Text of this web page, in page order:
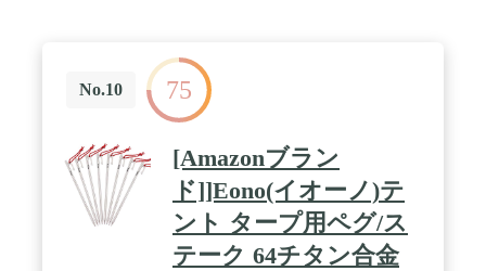
ち込むことが可能に。 / 【デザインと機能性】：頭
部にはロープを通す穴があり、持ち運びが便利で、
紛失を防きます。ペグヘッド部分はU字型デザイン
で引き出す作業がより簡単になります。 / 【反射材
ロープ付き】：オレンジ色の反射材ロープ付きで夜
間でもペグ位置が一目瞭然。暗闇での転倒事故防止
に加え、撤収作業もスムーズに。 / 【どんなシーン
にも対応可能】：柔らかい地面、硬い地面、砂利の
地面など、あらゆるサイトで幅広く使えます。設営
後も強めの風が吹いていましたがビクともせず、安
定した抵抗力でテント・タープをしっかりと保持し
No.10 75
[Amazonブラン
ド]]Eono(イオーノ)テ
ント タープ用ペグ/ス
テーク 64チタン合金